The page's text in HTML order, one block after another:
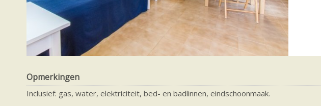
Opmerkingen
Inclusief: gas, water, elektriciteit, bed- en badlinnen, eindschoonmaak.